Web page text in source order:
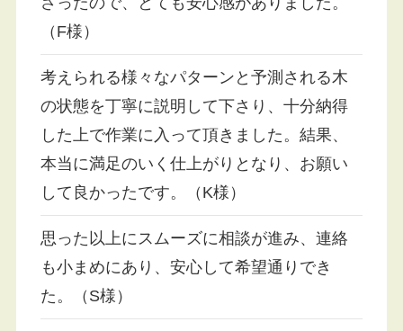
（F様）
考えられる様々なパターンと予測される木
の状態を丁寧に説明して下さり、十分納得
した上で作業に入って頂きました。結果、
本当に満足のいく仕上がりとなり、お願い
して良かったです。（K様）
思った以上にスムーズに相談が進み、連絡
も小まめにあり、安心して希望通りでき
た。（S様）